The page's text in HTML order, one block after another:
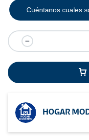
Cuéntanos cuales
HOGAR